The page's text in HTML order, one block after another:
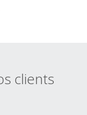
clients